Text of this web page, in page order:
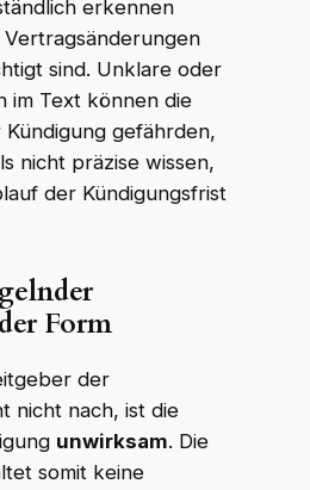
erkennen
sind. Unklare oder
im Text können die
gefährden,
nicht präzise wissen,
der Kündigungsfrist
Form
der
nicht nach, ist die
unwirksam. Die
somit keine